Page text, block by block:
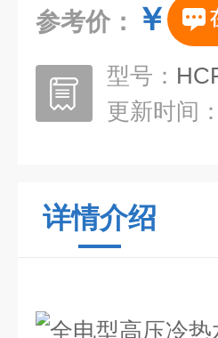
参考价： ￥
型号：
更新时间：
详情介绍